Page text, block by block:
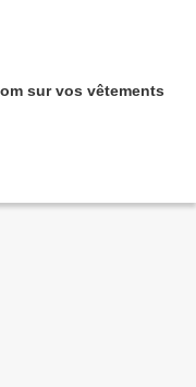
sur vos vêtements